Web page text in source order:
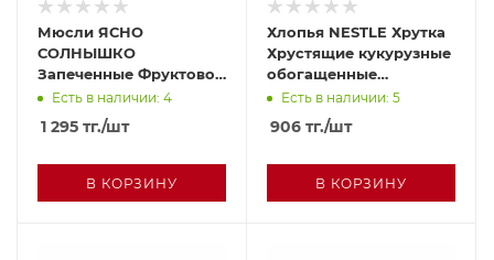
Мюсли ЯСНО
СОЛНЫШКО
Запеченные Фруктово
ягодные 300г
Есть в наличии: 4
1 295 тг./шт
В КОРЗИНУ
Хлопья NESTLE Хрутка
Хрустящие кукурузные
обогащенные
кальцием 290г м/у
Есть в наличии: 5
906 тг./шт
В КОРЗИНУ